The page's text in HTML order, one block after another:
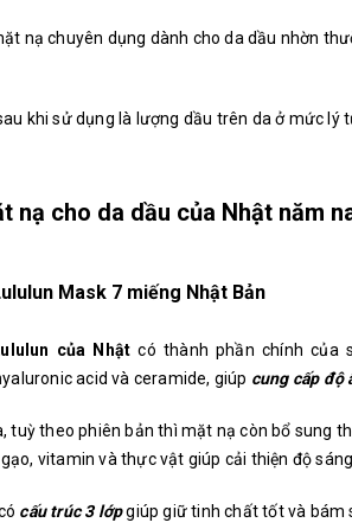
nạ chuyên dụng dành cho da dầu nhờn
khi sử dụng là lượng dầu trên da ở mức
nạ cho da dầu của Nhật năm
Mask 7 miếng Nhật Bản
của Nhật có thành phần chính của
acid và ceramide, giúp cung cấp độ
tuỳ theo phiên bản thì mặt nạ còn bổ sung
vitamin và thực vật giúp cải thiện độ
cấu trúc 3 lớpgiúp giữ tinh chất tốt và bám